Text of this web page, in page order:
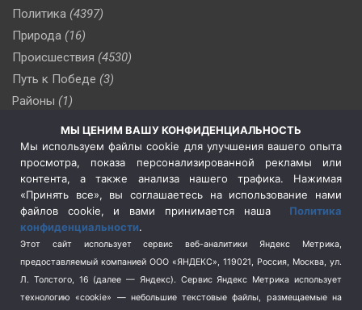
Политика (4397)
Природа (16)
Происшествия (4530)
Путь к Победе (3)
Районы (1)
(510)
Сельское хозяйство (3)
Социальная политика
(3)
Спецоперация в Украине
Спецоперация на Украине
(404)
Спорт (740)
Терроризм (1)
Транспорт (262)
МЫ ЦЕНИМ ВАШУ КОНФИДЕНЦИАЛЬНОСТЬ
Мы используем файлы cookie для улучшения вашего опыта
просмотра, показа персонализированной рекламы или
контента, а также анализа нашего трафика. Нажимая
«Принять все», вы соглашаетесь на использование нами
файлов cookie, и вами принимается наша Политика
конфиденциальности.
Этот сайт использует сервис веб-аналитики Яндекс Метрика,
предоставляемый компанией ООО «ЯНДЕКС», 119021, Россия, Москва, ул.
Л. Толстого, 16 (далее — Яндекс). Сервис Яндекс Метрика использует
технологию «cookie» — небольшие текстовые файлы, размещаемые на